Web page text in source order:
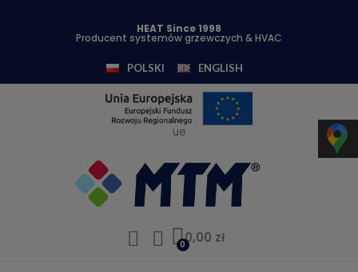
HEAT Since 1998
Producent systemów grzewczych & HVAC
POLSKI ENGLISH
ue
0,00 zł